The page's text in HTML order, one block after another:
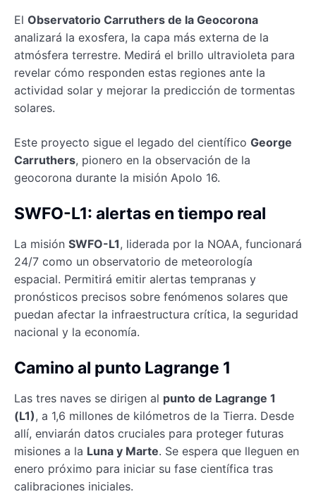
El Observatorio Carruthers de la Geocorona
analizará la exosfera, la capa más externa de la
atmósfera terrestre. Medirá el brillo ultravioleta para
revelar cómo responden estas regiones ante la
actividad solar y mejorar la predicción de tormentas
solares.
Este proyecto sigue el legado del científico George
Carruthers, pionero en la observación de la
geocorona durante la misión Apolo 16.
SWFO-L1: alertas en tiempo real
La misión SWFO-L1, liderada por la NOAA, funcionará
24/7 como un observatorio de meteorología
espacial. Permitirá emitir alertas tempranas y
pronósticos precisos sobre fenómenos solares que
puedan afectar la infraestructura crítica, la seguridad
nacional y la economía.
Camino al punto Lagrange 1
Las tres naves se dirigen al punto de Lagrange 1
(L1), a 1,6 millones de kilómetros de la Tierra. Desde
allí, enviarán datos cruciales para proteger futuras
misiones a la Luna y Marte. Se espera que lleguen en
enero próximo para iniciar su fase científica tras
calibraciones iniciales.